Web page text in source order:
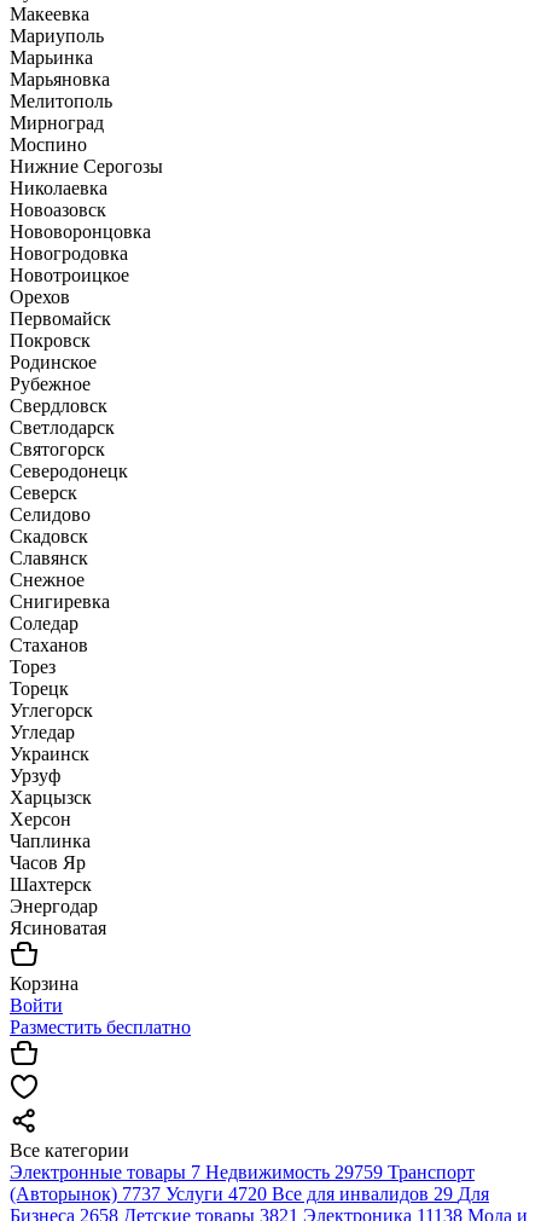
Макеевка
Мариуполь
Марьинка
Марьяновка
Мелитополь
Мирноград
Моспино
Нижние Серогозы
Николаевка
Новоазовск
Нововоронцовка
Новогродовка
Новотроицкое
Орехов
Первомайск
Покровск
Родинское
Рубежное
Свердловск
Светлодарск
Святогорск
Северодонецк
Северск
Селидово
Скадовск
Славянск
Снежное
Снигиревка
Соледар
Стаханов
Торез
Торецк
Углегорск
Угледар
Украинск
Урзуф
Харцызск
Херсон
Чаплинка
Часов Яр
Шахтерск
Энергодар
Ясиноватая
Корзина
Войти
Разместить бесплатно
Все категории
Электронные товары 7 Недвижимость 29759 Транспорт
(Авторынок) 7737 Услуги 4720 Все для инвалидов 29 Для
Бизнеса 2658 Детские товары 3821 Электроника 11138 Мода и